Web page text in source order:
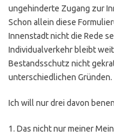
ungehinderte Zugang zur
Schon allein diese
Innenstadt nicht die Rede
Individualverkehr bleibt
Bestandsschutz nicht
unterschiedlichen Gründen.
Ich will nur drei davon
1. Das nicht nur meiner